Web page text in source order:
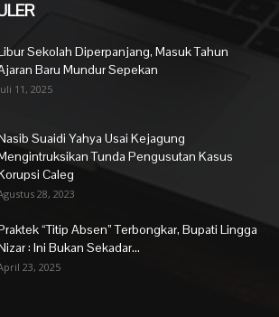
Sekolah Diperpanjang, Masuk Tahun
Baru Mundur Sepekan
11, 2025
Suaidi Yahya Usai Kejagung
Tunda Pengusutan Kasus
Caleg
28, 2023
“Titip Absen” Terbongkar, Bupati Lingga
: Ini Bukan Sekadar...
23, 2025